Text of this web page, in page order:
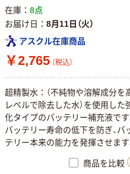
在庫
8点
お届け日
8月11日（火）
アスクル在庫商品
￥2,765 （税込）
超精製水：（不純物や溶解成分を
レベルで除去した水）を使用した
化タイプのバッテリー補充液です
バッテリー寿命の低下を防ぎ、バ
テリー本来の能力を発揮させます
商品を比較
イチネンケミカ
ルズ ラスジェッ
ト 防錆剤
￥1,072~
（税込）
エーゼット ター
ビンオイル
￥497~ （税込）
トラスコ中山
TRUSCO 浄化